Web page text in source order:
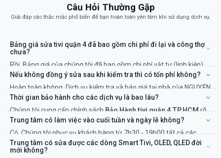
Câu Hỏi Thường Gặp
Giải đáp các thắc mắc phổ biến để bạn hoàn toàn yên tâm khi sử dụng dịch vụ.
Bảng giá sửa tivi quận 4 đã bao gồm chi phí đi lại và công thợ
chưa?
Rồi. Bảng giá của chúng tôi đã bao gồm chi phí vật tư (linh kiện)
và công của kỹ thuật viên. Sẽ không có chi phí ẩn nào khác.
Nếu không đồng ý sửa sau khi kiểm tra thì có tốn phí không?
Hoàn toàn không. Dịch vụ kiểm tra và báo giá tại nhà của NGUYỄN
KIM là miễn phí 100%. Bạn chỉ thanh toán khi đồng ý với phương
án và chi phí sửa chữa.
Thời gian bảo hành cho các dịch vụ là bao lâu?
Chúng tôi cung cấp chính sách Bảo Hành tivi quận 4 TP.HCM rõ
ràng, từ 3 đến 12 tháng tùy thuộc vào hạng mục sửa chữa và linh
kiện thay thế. Thời gian cụ thể sẽ được ghi rõ trên phiếu bảo hành.
Trung tâm có làm việc vào cuối tuần và ngày lễ không?
Có. Chúng tôi phục vụ khách hàng từ 7h30 - 19h00 tất cả các
ngày trong tuần, kể cả Thứ 7, Chủ Nhật và các ngày Lễ, Tết để đáp
ứng nhu cầu cấp thiết của bạn.
Trung tâm có sửa được các dòng Smart Tivi, OLED, QLED đời
mới không?